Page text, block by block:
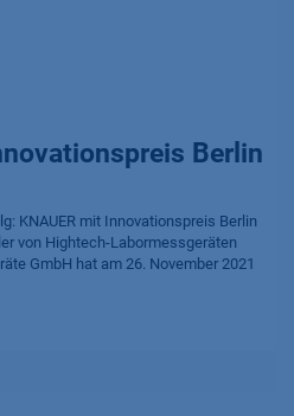
Berlin
KNAUER mit Innovationspreis Berlin
von Hightech-Labormessgeräten
GmbH hat am 26. November 2021